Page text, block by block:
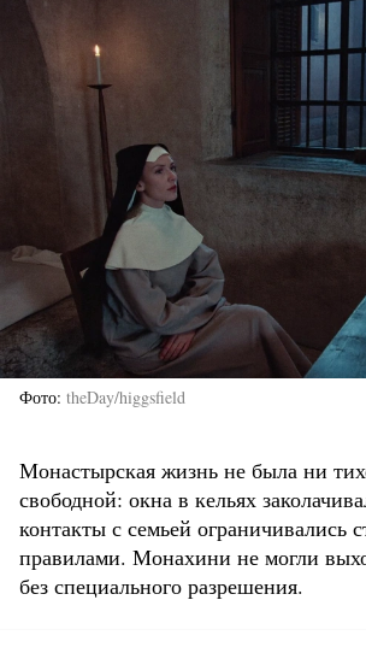
Фото theDay/higgsfield
Монастырская жизнь не была ни
свободной: окна в кельях
контакты с семьей ограничивались
правилами. Монахини не могли
без специального разрешения.